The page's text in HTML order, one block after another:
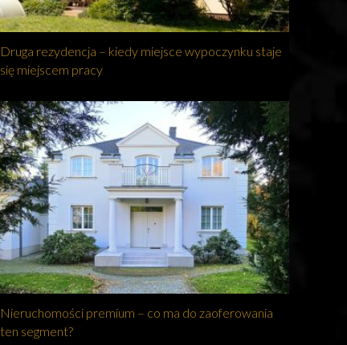
Druga rezydencja – kiedy miejsce wypoczynku staje
się miejscem pracy
Nieruchomości premium – co ma do zaoferowania
ten segment?